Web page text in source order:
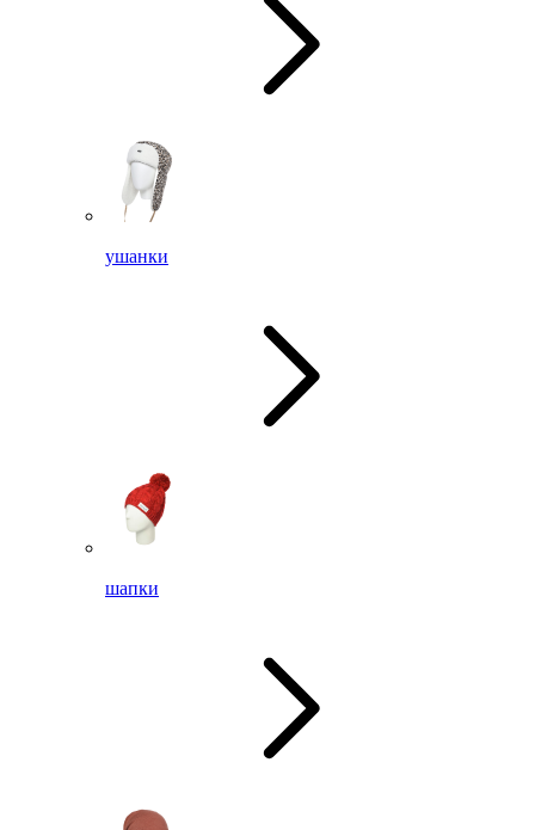
ушанки
шапки